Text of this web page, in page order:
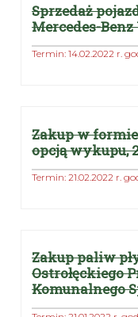
Sprzedaż
Mercedes-Benz
Termin: 14.02.2022 r.
Zakup w
opcją wykupu,
Termin: 21.02.2022 r.
Zakup paliw
Ostrołęckiego
Komunalnego